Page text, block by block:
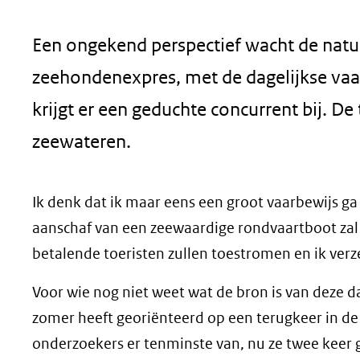
Een ongekend perspectief wacht de
zeehondenexpres, met de dagelijkse
krijgt er een geduchte concurrent bij.
zeewateren.
Ik denk dat ik maar eens een groot vaarbewijs
aanschaf van een zeewaardige rondvaartboot
betalende toeristen zullen toestromen en ik
Voor wie nog niet weet wat de bron is van deze
zomer heeft georiënteerd op een terugkeer in
onderzoekers er tenminste van, nu ze twee